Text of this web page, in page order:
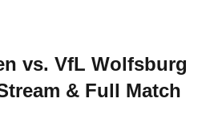
vs. VfL Wolfsburg
& Full Match